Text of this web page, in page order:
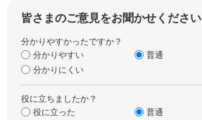
皆さまのご意見をお聞かせください
分かりやすかったですか？
分かりやすい
普通
分かりにくい
役に立ちましたか？
役に立った
普通